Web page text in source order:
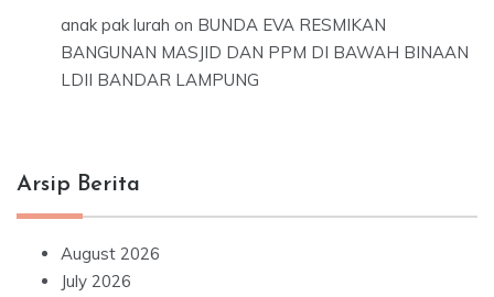
anak pak lurah on BUNDA EVA RESMIKAN
BANGUNAN MASJID DAN PPM DI BAWAH BINAAN
LDII BANDAR LAMPUNG
Arsip Berita
August 2026
July 2026